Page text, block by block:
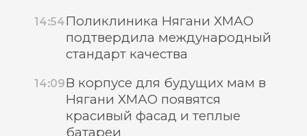
14:54Поликлиника Нягани ХМАО
подтвердила международный
стандарт качества
14:09В корпусе для будущих мам в
Нягани ХМАО появятся
красивый фасад и теплые
батареи